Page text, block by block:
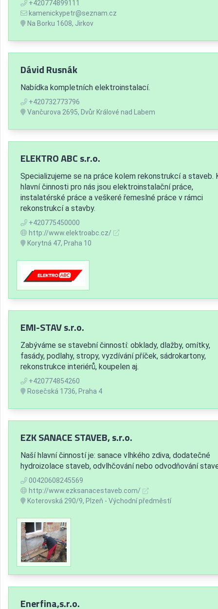
+420774899111
kamenickypetr@seznam.cz
Na Borku 1608, Jirkov
Dávid Rusnák
Nabídka kompletních elektroinstalací.
+420732773796
Vančurova 2695, Dvůr Králové nad Labem
ELEKTRO ABC s.r.o.
Specializujeme se na práce kolem rekonstrukcí a staveb.
hlavní činnosti pro nás jsou elektroinstalační práce,
instalatérské práce a veškeré řemeslné práce v rámci
rekonstrukcí a stavby.
+420775450000
http://www.elektroabc.cz/
Korytná 47, Praha 10
EMI-STAV s.r.o.
Zabýváme se stavební činností: obklady, dlažby, omítky,
fasády, podlahy, stropy, vyzdívání příček, sádrokartony,
rekonstrukce interiérů, koupelen aj.
+420774854260
Rosečská 1736, Praha 4
EZK SANACE STAVEB, s.r.o.
Naší hlavní činností je: sanace vlhkého zdiva, dodatečné
hydroizolace staveb, odvlhčování nebo odvodňování
00420608245569
http://www.ezksanacestaveb.com/
Koterovská 290/9, Plzeň - Východní předměstí
Enerfina,s.r.o.